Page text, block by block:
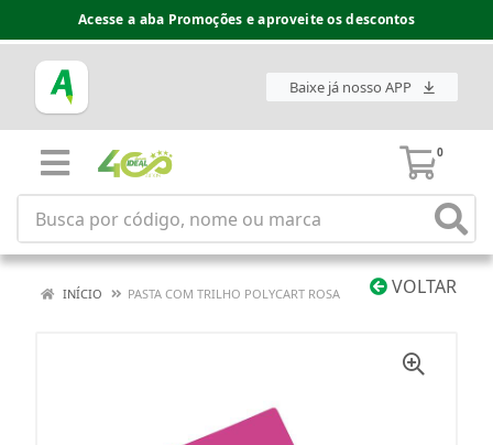
Acesse a aba Promoções e aproveite os descontos
Baixe já nosso APP
0
VOLTAR
INÍCIO PASTA COM TRILHO POLYCART ROSA